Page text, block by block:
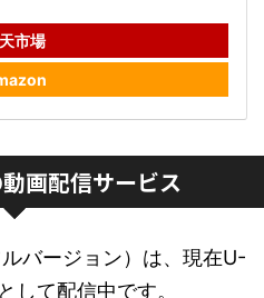
市場
画配信サービス
バージョン）は、現在U-
して配信中です。